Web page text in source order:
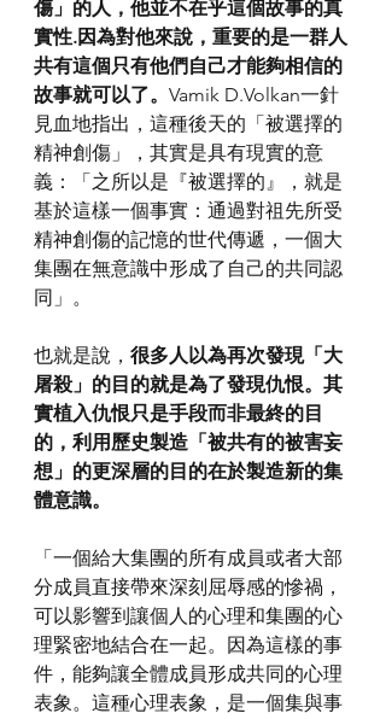
傷」的人，他並不在乎這個故事的真
實性.因為對他來說，重要的是一群人
共有這個只有他們自己才能夠相信的
故事就可以了。 Vamik D.Volkan一針
見血地指出，這種後天的「被選擇的
精神創傷」，其實是具有現實的意
義：「之所以是『被選擇的』，就是
基於這樣一個事實：通過對祖先所受
精神創傷的記憶的世代傳遞，一個大
集團在無意識中形成了自己的共同認
同」。
也就是說， 很多人以為再次發現「大
屠殺」的目的就是為了發現仇恨。其
實植入仇恨只是手段而非最終的目
的，利用歷史製造「被共有的被害妄
想」的更深層的目的在於製造新的集
體意識。
「一個給大集團的所有成員或者大部
分成員直接帶來深刻屈辱感的慘禍，
可以影響到讓個人的心理和集團的心
理緊密地結合在一起。因為這樣的事
件，能夠讓全體成員形成共同的心理
表象。這種心理表象，是一個集與事